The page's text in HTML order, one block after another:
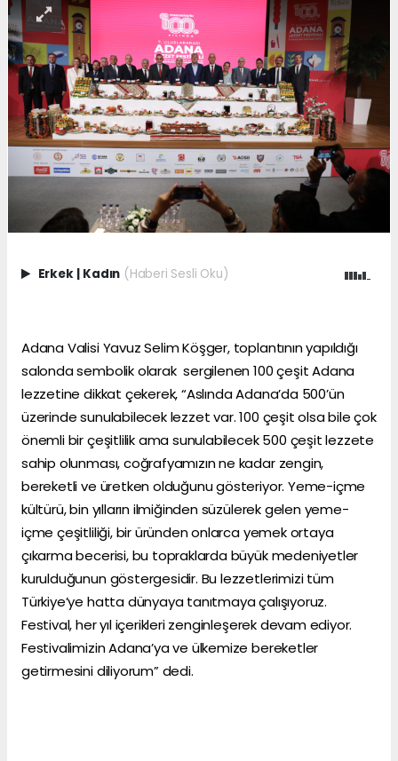
Erkek Kadın (Haberi Sesli Oku)
Adana Valisi Yavuz Selim Köşger, toplantının yapıldığı
salonda sembolik olarak sergilenen 100 çeşit Adana
lezzetine dikkat çekerek, “Aslında Adana’da 500’ün
üzerinde sunulabilecek lezzet var. 100 çeşit olsa bile çok
önemli bir çeşitlilik ama sunulabilecek 500 çeşit lezzete
sahip olunması, coğrafyamızın ne kadar zengin,
bereketli ve üretken olduğunu gösteriyor. Yeme-içme
kültürü, bin yılların ilmiğinden süzülerek gelen yeme-
içme çeşitliliği, bir üründen onlarca yemek ortaya
çıkarma becerisi, bu topraklarda büyük medeniyetler
kurulduğunun göstergesidir. Bu lezzetlerimizi tüm
Türkiye’ye hatta dünyaya tanıtmaya çalışıyoruz.
Festival, her yıl içerikleri zenginleşerek devam ediyor.
Festivalimizin Adana’ya ve ülkemize bereketler
getirmesini diliyorum” dedi.